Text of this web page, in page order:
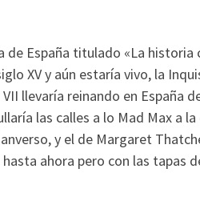
de España titulado «La historia
XV y aún estaría vivo, la
llevaría reinando en España
las calles a lo Mad Max a la
y el de Margaret
ahora pero con las tapas